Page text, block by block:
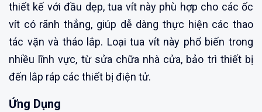
thiết kế với đầu dẹp, tua vít này phù hợp cho các ốc
vít có rãnh thẳng, giúp dễ dàng thực hiện các thao
tác vặn và tháo lắp. Loại tua vít này phổ biến trong
nhiều lĩnh vực, từ sửa chữa nhà cửa, bảo trì thiết bị
đến lắp ráp các thiết bị điện tử.
Ứng Dụng